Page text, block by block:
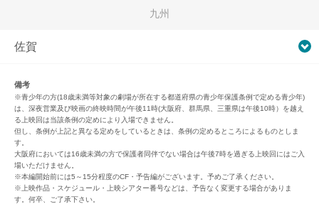
九州
佐賀
備考
※青少年の方(18歳未満等対象の劇場が所在する都道府県の青少年保護条例で定める青少年)
は、深夜営業及び映画の終映時間が午後11時(大阪府、群馬県、三重県は午後10時）を越え
る上映回は当該条例の定めにより入場できません。
但し、条例が上記と異なる定めをしているときは、条例の定めるところによるものとしま
す。
大阪府においては16歳未満の方で保護者同伴でない場合は午後7時を過ぎる上映回にはご入
場いただけません。
※本編開始前には5～15分程度のCF・予告編がございます。予めご了承ください。
※上映作品・スケジュール・上映シアター番号などは、予告なく変更する場合がありま
す。何卒、ご了承下さい。